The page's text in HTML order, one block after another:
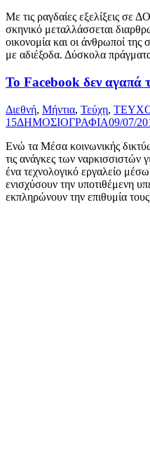
Με τις ραγδαίες εξελίξεις σε
σκηνικό μεταλλάσσεται
οικονομία και οι άνθρωποί της
με αδιέξοδα. Δύσκολα
Το Facebook δεν αγαπά
Διεθνή, Μήντια, Τεύχη,
15ΔΗΜΟΣΙΟΓΡΑΦΙΑ09/07/
Ενώ τα Μέσα κοινωνικής
τις ανάγκες των ναρκισσιστών
ένα τεχνολογικό εργαλείο
ενισχύσουν την υποτιθέμενη
εκπληρώνουν την επιθυμία